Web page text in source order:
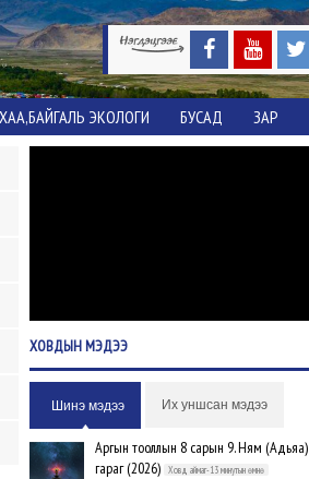
ХАА,БАЙГАЛЬ ЭКОЛОГИ БУСАД ЗАР
ХОВДЫНМЭДЭЭ
Шинэ мэдээ Их уншсан мэдээ
Аргын тооллын 8 сарын 9. Ням (Адьяа)
гараг (2026)
Ховд аймаг-13 минутын өмнө